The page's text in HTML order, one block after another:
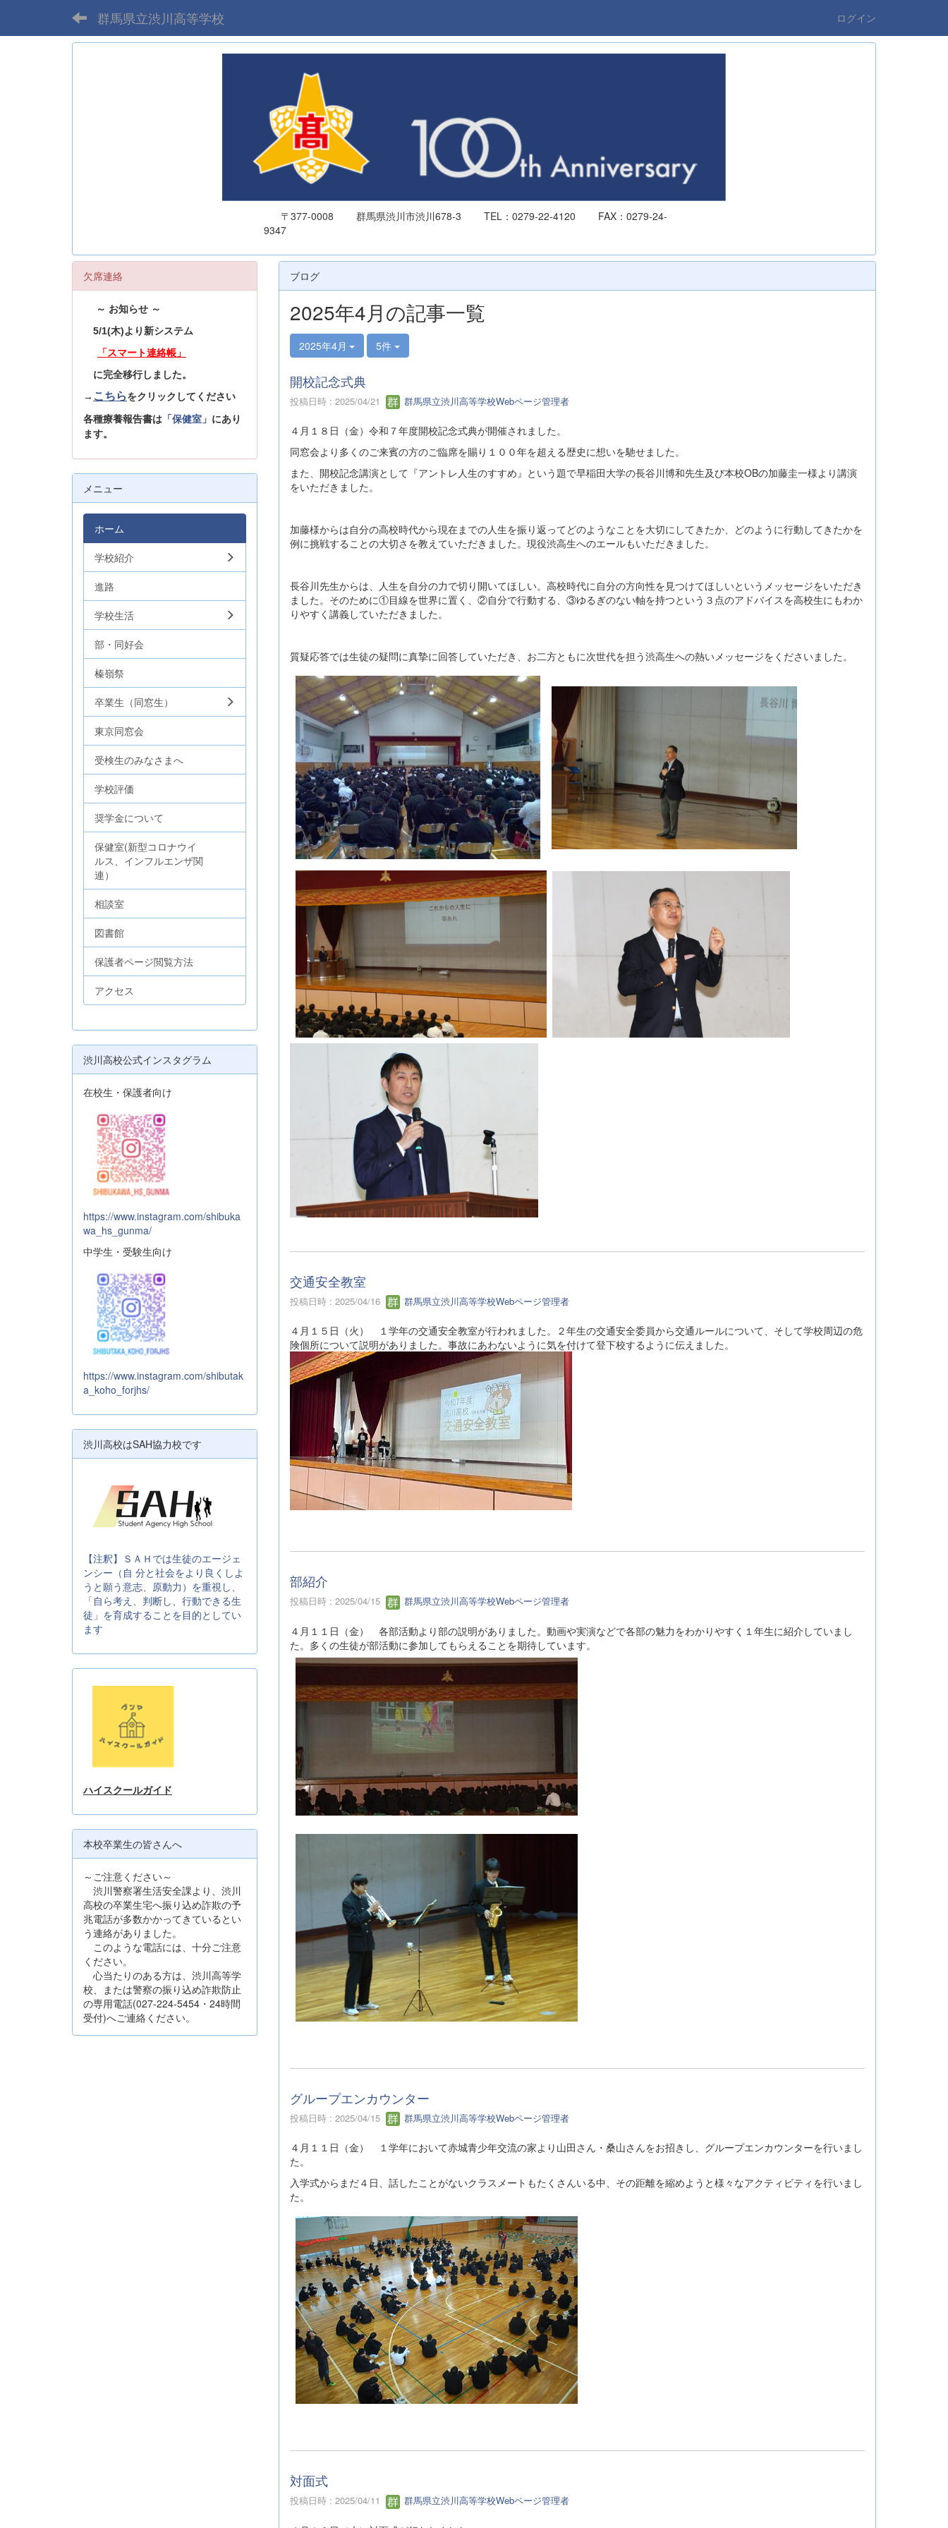
群馬県立渋川高等学校 ログイン
〒377-0008 群馬県渋川市渋川678-3 TEL：0279-22-4120 FAX：0279-24-
9347
ブログ
2025年4月の記事一覧
2025年4月 5件
開校記念式典
投稿日時 : 2025/04/21 群馬県立渋川高等学校Webページ管理者
４月１８日（金）令和７年度開校記念式典が開催されました。
同窓会より多くのご来賓の方のご臨席を賜り１００年を超える歴史に想いを馳せました。
また、開校記念講演として『アントレ人生のすすめ』という題で早稲田大学の長谷川博和先生及び本校OBの加藤圭一様より講演
をいただきました。
加藤様からは自分の高校時代から現在までの人生を振り返ってどのようなことを大切にしてきたか、どのように行動してきたかを
例に挑戦することの大切さを教えていただきました。現役渋高生へのエールもいただきました。
長谷川先生からは、人生を自分の力で切り開いてほしい。高校時代に自分の方向性を見つけてほしいというメッセージをいただき
ました。そのために①目線を世界に置く、②自分で行動する、③ゆるぎのない軸を持つという３点のアドバイスを高校生にもわか
りやすく講義していただきました。
質疑応答では生徒の疑問に真摯に回答していただき、お二方ともに次世代を担う渋高生への熱いメッセージをくださいました。
交通安全教室
投稿日時 : 2025/04/16 群馬県立渋川高等学校Webページ管理者
４月１５日（火） １学年の交通安全教室が行われました。２年生の交通安全委員から交通ルールについて、そして学校周辺の危
険個所について説明がありました。事故にあわないように気を付けて登下校するように伝えました。
部紹介
投稿日時 : 2025/04/15 群馬県立渋川高等学校Webページ管理者
４月１１日（金） 各部活動より部の説明がありました。動画や実演などで各部の魅力をわかりやすく１年生に紹介していまし
た。多くの生徒が部活動に参加してもらえることを期待しています。
グループエンカウンター
投稿日時 : 2025/04/15 群馬県立渋川高等学校Webページ管理者
４月１１日（金） １学年において赤城青少年交流の家より山田さん・桑山さんをお招きし、グループエンカウンターを行いまし
た。
入学式からまだ４日、話したことがないクラスメートもたくさんいる中、その距離を縮めようと様々なアクティビティを行いまし
た。
対面式
投稿日時 : 2025/04/11 群馬県立渋川高等学校Webページ管理者
欠席連絡
～ お知らせ ～
5/1(木)より新システム
「スマート連絡帳」
に完全移行しました。
→ こちらをクリックしてください
各種療養報告書は 「保健室」 にあり
ます。
メニュー
ホーム
学校紹介
進路
学校生活
部・同好会
榛嶺祭
卒業生（同窓生）
東京同窓会
受検生のみなさまへ
学校評価
奨学金について
保健室(新型コロナウイ
ルス、インフルエンザ関
連）
相談室
図書館
保護者ページ閲覧方法
アクセス
渋川高校公式インスタグラム
在校生・保護者向け
https://www.instagram.com/shibuka
wa_hs_gunma/
中学生・受験生向け
https://www.instagram.com/shibutak
a_koho_forjhs/
渋川高校はSAH協力校です
【注釈】ＳＡＨでは生徒のエージェ
ンシー（自 分と社会をより良くしよ
うと願う意志、原動力）を重視し、
「自ら考え、判断し、行動できる生
徒」を育成することを目的としてい
ます
ハイスクールガイド
本校卒業生の皆さんへ
～ご注意ください～
渋川警察署生活安全課より、渋川
高校の卒業生宅へ振り込め詐欺の予
兆電話が多数かかってきているとい
う連絡がありました。
このような電話には、十分ご注意
ください。
心当たりのある方は、渋川高等学
校、または警察の振り込め詐欺防止
の専用電話(027-224-5454・24時間
受付)へご連絡ください。